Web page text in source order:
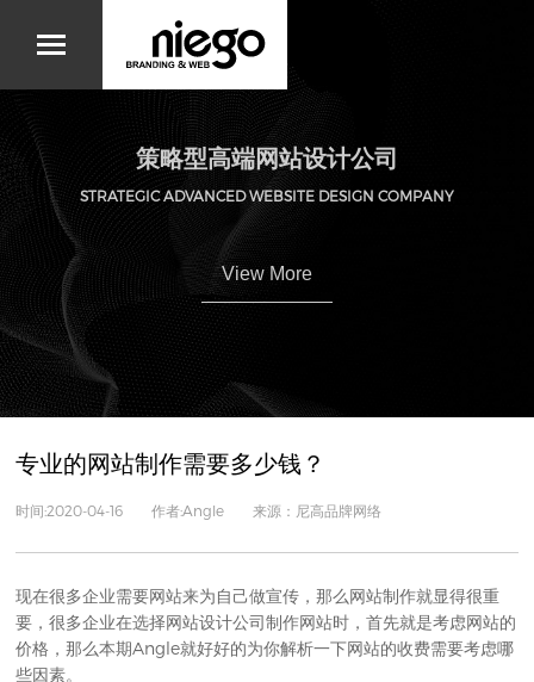
策略型高端网站设计公司
STRATEGIC ADVANCED WEBSITE DESIGN COMPANY
View More
专业的网站制作需要多少钱？
时间:2020-04-16 作者:Angle 来源：尼高品牌网络
现在很多企业需要网站来为自己做宣传，那么网站制作就显得很重
要，很多企业在选择网站设计公司制作网站时，首先就是考虑网站的
价格，那么本期Angle就好好的为你解析一下网站的收费需要考虑哪
些因素。